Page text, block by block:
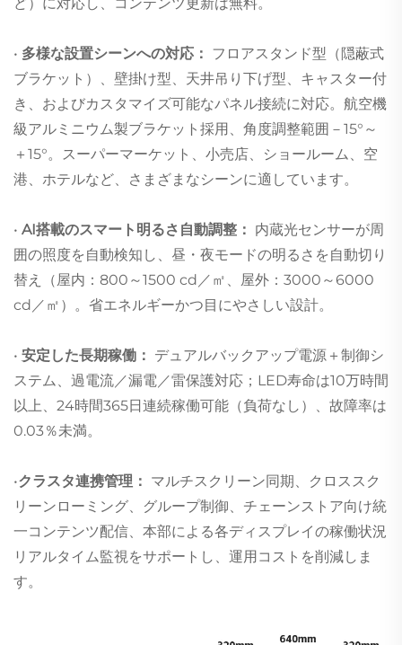
• 多様な設置シーンへの対応： フロアスタンド型（隠蔽式
ブラケット）、壁掛け型、天井吊り下げ型、キャスター付
き、およびカスタマイズ可能なパネル接続に対応。航空機
級アルミニウム製ブラケット採用、角度調整範囲－15°～
＋15°。スーパーマーケット、小売店、ショールーム、空
港、ホテルなど、さまざまなシーンに適しています。
• AI搭載のスマート明るさ自動調整： 内蔵光センサーが周
囲の照度を自動検知し、昼・夜モードの明るさを自動切り
替え（屋内：800～1500 cd／㎡、屋外：3000～6000
cd／㎡）。省エネルギーかつ目にやさしい設計。
• 安定した長期稼働： デュアルバックアップ電源＋制御シ
ステム、過電流／漏電／雷保護対応；LED寿命は10万時間
以上、24時間365日連続稼働可能（負荷なし）、故障率は
0.03％未満。
•クラスタ連携管理： マルチスクリーン同期、クロススク
リーンローミング、グループ制御、チェーンストア向け統
一コンテンツ配信、本部による各ディスプレイの稼働状況
リアルタイム監視をサポートし、運用コストを削減しま
す。